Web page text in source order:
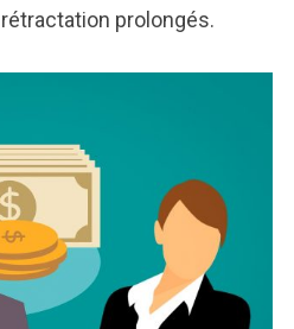
prolongés.